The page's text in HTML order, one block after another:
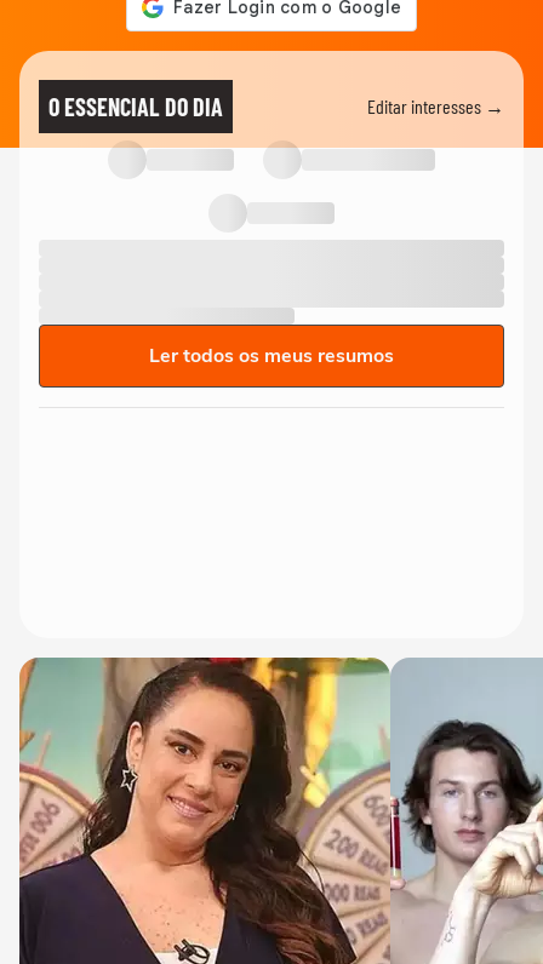
O ESSENCIAL DO DIA Editar interesses →
Ler todos os meus resumos